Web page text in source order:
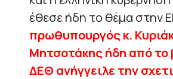
έθεσε ήδη το θέμα στην
πρωθυπουργός κ.
Μητσοτάκης ήδη από το
ΔΕΘ ανήγγειλε την